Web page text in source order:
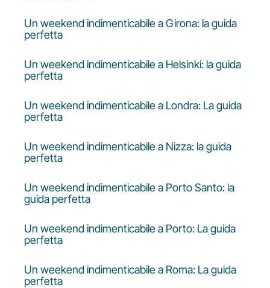
Un weekend indimenticabile a Girona: la guida
perfetta
Un weekend indimenticabile a Helsinki: la guida
perfetta
Un weekend indimenticabile a Londra: La guida
perfetta
Un weekend indimenticabile a Nizza: la guida
perfetta
Un weekend indimenticabile a Porto Santo: la
guida perfetta
Un weekend indimenticabile a Porto: La guida
perfetta
Un weekend indimenticabile a Roma: La guida
perfetta